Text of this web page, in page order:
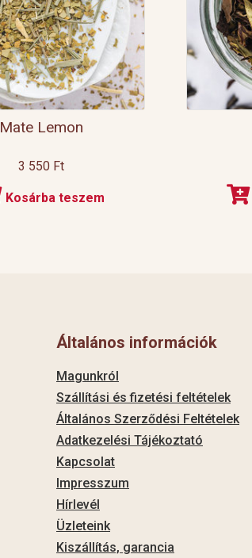
Mate Lemon
3 550 Ft
Kosárba teszem
Általános információk
Magunkról
Szállítási és fizetési feltételek
Általános Szerződési Feltételek
Adatkezelési Tájékoztató
Kapcsolat
Impresszum
Hírlevél
Üzleteink
Kiszállítás, garancia